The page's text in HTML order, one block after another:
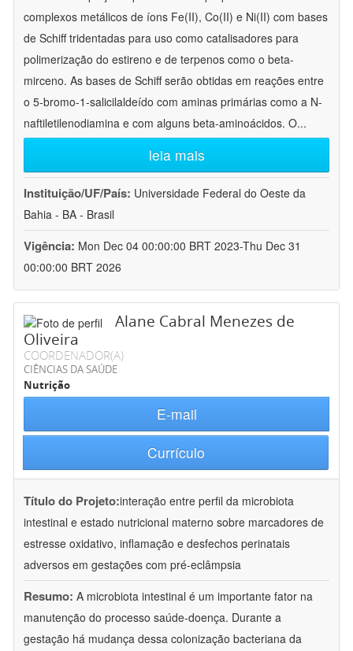
complexos metálicos de íons Fe(II), Co(II) e Ni(II) com bases
de Schiff tridentadas para uso como catalisadores para
polimerização do estireno e de terpenos como o beta-
mirceno. As bases de Schiff serão obtidas em reações entre
o 5-bromo-1-salicilaldeído com aminas primárias como a N-
naftiletilenodiamina e com alguns beta-aminoácidos. O...
leia mais
Instituição/UF/País: Universidade Federal do Oeste da
Bahia - BA - Brasil
Vigência: Mon Dec 04 00:00:00 BRT 2023-Thu Dec 31
00:00:00 BRT 2026
Alane Cabral Menezes de
Oliveira
COORDENADOR(A)
CIÊNCIAS DA SAÚDE
Nutrição
E-mail
Currículo
Título do Projeto:interação entre perfil da microbiota
intestinal e estado nutricional materno sobre marcadores de
estresse oxidativo, inflamação e desfechos perinatais
adversos em gestações com pré-eclâmpsia
Resumo: A microbiota intestinal é um importante fator na
manutenção do processo saúde-doença. Durante a
gestação há mudança dessa colonização bacteriana da